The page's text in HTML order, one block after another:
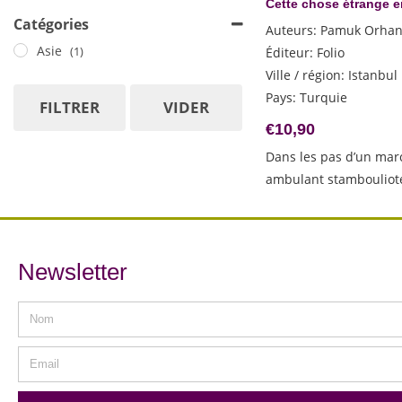
Auci Stefania
Barnes Julian
Bradbury Jamey
Burton Jessie
Chatwin Bruce
Chi Zijian
Coatalem Jean-Luc
Cognetti Paolo
Catégories
Asie (1)
FILTRER VIDER
Cette chose étrange
Auteurs: Pamuk Orhan
Éditeur: Folio
Ville / région: Istanbul
Pays:Turquie
€10,90
Dans les pas d’un
ambulant
Newsletter